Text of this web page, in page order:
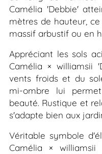
Camélia 'Debbie'
mètres de hauteur,
massif arbustif ou en
Appréciant les sols
Camélia × williamsii
vents froids et du
mi-ombre lui
beauté. Rustique et
s'adapte bien aux
Véritable symbole
Camélia × williamsii